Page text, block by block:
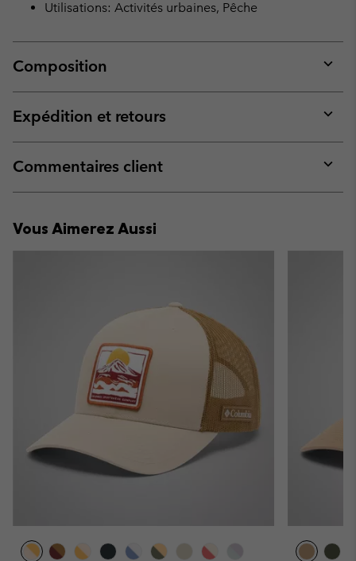
Utilisations: Activités urbaines, Pêche
Composition
or
Expédition et retours
or
Commentaires client
or
Vous Aimerez Aussi